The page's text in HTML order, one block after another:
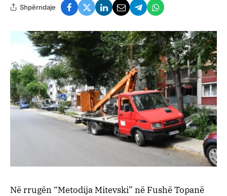
Shpërndaje
Në rrugën “Metodija Mitevski” në Fushë Topanë